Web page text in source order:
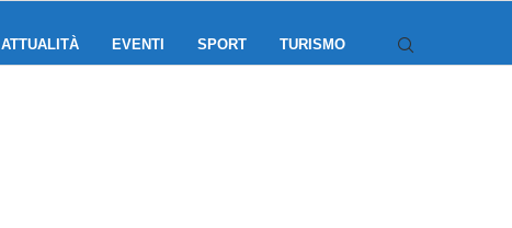
ATTUALITÀ EVENTI SPORT TURISMO